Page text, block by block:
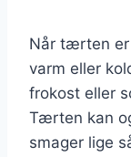
Når tærten
varm eller
frokost eller
Tærten kan
smager lige